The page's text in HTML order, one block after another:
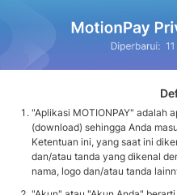
"Aplikasi MOTIONPAY" adalah
(download) sehingga Anda
Ketentuan ini, yang saat ini
dan/atau tanda yang dikenal
nama, logo dan/atau tanda